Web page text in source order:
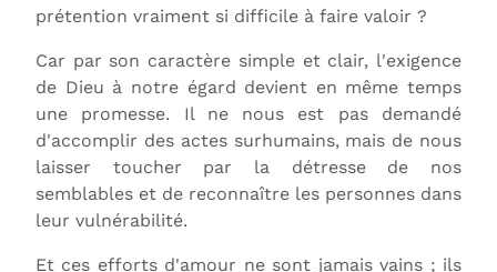
prétention vraiment si difficile à faire valoir ?
Car par son caractère simple et clair, l'exigence
de Dieu à notre égard devient en même temps
une promesse. Il ne nous est pas demandé
d'accomplir des actes surhumains, mais de nous
laisser toucher par la détresse de nos
semblables et de reconnaître les personnes dans
leur vulnérabilité.
Et ces efforts d'amour ne sont jamais vains ; ils